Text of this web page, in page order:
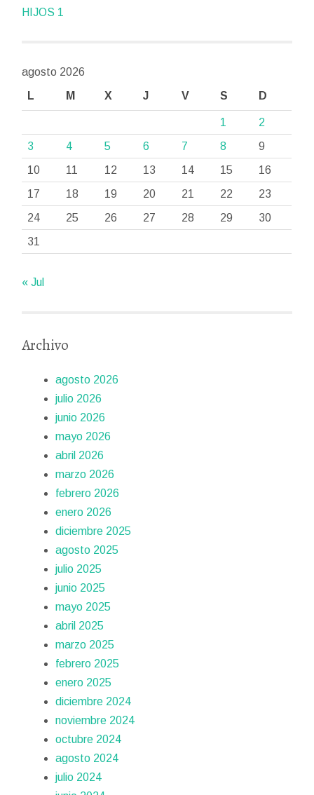
HIJOS 1
agosto 2026
L
M X J V S D
1
2
3
4 5 6 7 8
9
10
11 12 13 14 15
16
17
18 19 20 21 22
23
24
25 26 27 28 29
30
31
« Jul
Archivo
agosto 2026
julio 2026
junio 2026
mayo 2026
abril 2026
marzo 2026
febrero 2026
enero 2026
diciembre 2025
agosto 2025
julio 2025
junio 2025
mayo 2025
abril 2025
marzo 2025
febrero 2025
enero 2025
diciembre 2024
noviembre 2024
octubre 2024
agosto 2024
julio 2024